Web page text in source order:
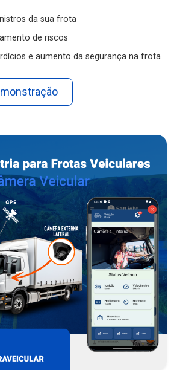
da sua frota
de riscos
e aumento da segurança na frota